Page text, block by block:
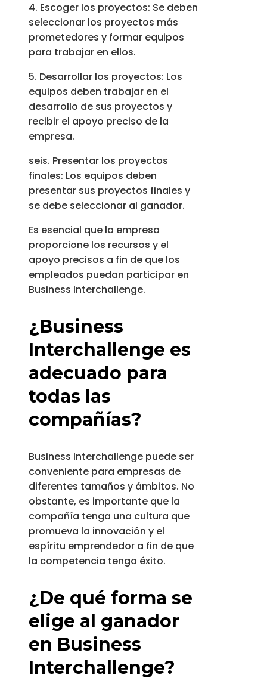
4. Escoger los proyectos: Se deben
seleccionar los proyectos más
prometedores y formar equipos
para trabajar en ellos.
5. Desarrollar los proyectos: Los
equipos deben trabajar en el
desarrollo de sus proyectos y
recibir el apoyo preciso de la
empresa.
seis. Presentar los proyectos
finales: Los equipos deben
presentar sus proyectos finales y
se debe seleccionar al ganador.
Es esencial que la empresa
proporcione los recursos y el
apoyo precisos a fin de que los
empleados puedan participar en
Business Interchallenge.
¿Business
Interchallenge es
adecuado para
todas las
compañías?
Business Interchallenge puede ser
conveniente para empresas de
diferentes tamaños y ámbitos. No
obstante, es importante que la
compañía tenga una cultura que
promueva la innovación y el
espíritu emprendedor a fin de que
la competencia tenga éxito.
¿De qué forma se
elige al ganador
en Business
Interchallenge?